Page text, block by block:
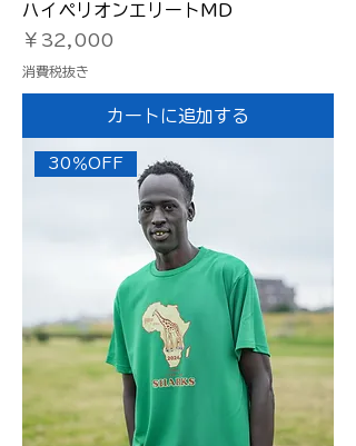
ハイペリオンエリートMD
価格
￥32,000
消費税抜き
カートに追加する
30％OFF